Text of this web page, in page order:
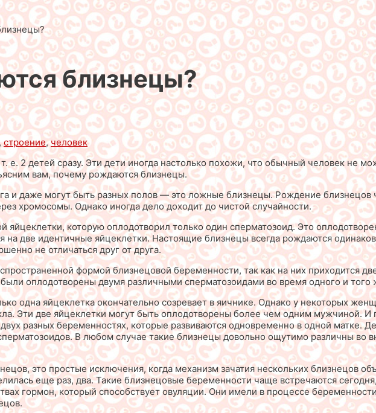
близнецы?
строение,человек
е. 2 детей сразу. Эти дети иногда настолько похожи, что обычный человек не
вам, почему рождаются близнецы.
и даже могут быть разных полов — это ложные близнецы. Рождение близнецов
хромосомы. Однако иногда дело доходит до чистой случайности.
яйцеклетки, которую оплодотворил только один сперматозоид. Это
на две идентичные яйцеклетки. Настоящие близнецы всегда рождаются
не отличаться друг от друга.
формой близнецовой беременности, так как на них приходится
оплодотворены двумя различными сперматозоидами во время одного и того
одна яйцеклетка окончательно созревает в яичнике. Однако у некоторых
Эти две яйцеклетки могут быть оплодотворены более чем одним мужчиной. И
разных беременностях, которые развиваются одновременно в одной матке.
В любом случае такие близнецы довольно ощутимо различны во
это простые исключения, когда механизм зачатия нескольких близнецов
еще раз, два. Такие близнецовые беременности чаще встречаются
гормон, который способствует овуляции. Они имели в процессе